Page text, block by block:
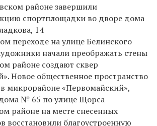
районе завершили
спортплощадки во дворе дома
14
переходе на улице Белинского
начали преображать стены
районе создают сквер
Новое общественное пространство
в микрорайоне «Первомайский»,
№ 65 по улице Щорса
районе на месте снесенных
восстановили благоустроенную